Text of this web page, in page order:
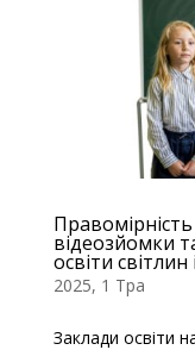
відеозйомки
освіти світлин
2025, 1 Тра
Заклади освіти